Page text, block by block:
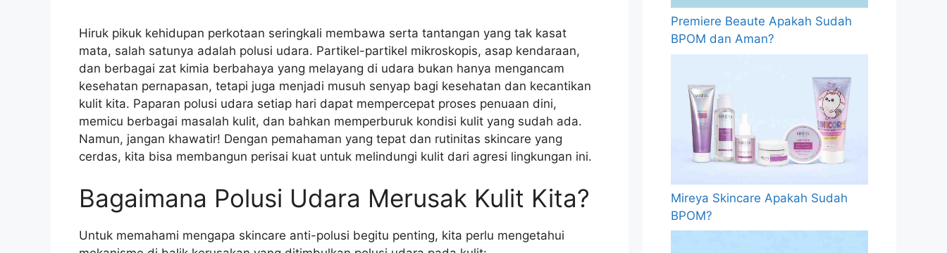
Hiruk pikuk kehidupan perkotaan seringkali membawa serta tantangan yang tak kasat
mata, salah satunya adalah polusi udara. Partikel-partikel mikroskopis, asap kendaraan,
dan berbagai zat kimia berbahaya yang melayang di udara bukan hanya mengancam
kesehatan pernapasan, tetapi juga menjadi musuh senyap bagi kesehatan dan kecantikan
kulit kita. Paparan polusi udara setiap hari dapat mempercepat proses penuaan dini,
memicu berbagai masalah kulit, dan bahkan memperburuk kondisi kulit yang sudah ada.
Namun, jangan khawatir! Dengan pemahaman yang tepat dan rutinitas skincare yang
cerdas, kita bisa membangun perisai kuat untuk melindungi kulit dari agresi lingkungan ini.
Bagaimana Polusi Udara Merusak Kulit Kita?
Untuk memahami mengapa skincare anti-polusi begitu penting, kita perlu mengetahui
Premiere Beaute Apakah Sudah
BPOM dan Aman?
Mireya Skincare Apakah Sudah
BPOM?